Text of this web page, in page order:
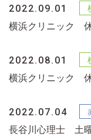
2022.09.01
横浜クリニック
2022.08.01
横浜クリニック
2022.07.04
長谷川心理士 土